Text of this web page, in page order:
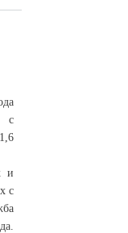
с
и
с